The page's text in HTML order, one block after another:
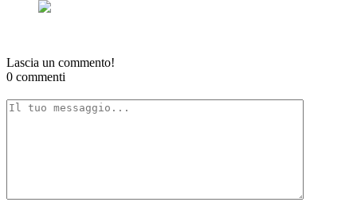
Lascia un commento!
0 commenti